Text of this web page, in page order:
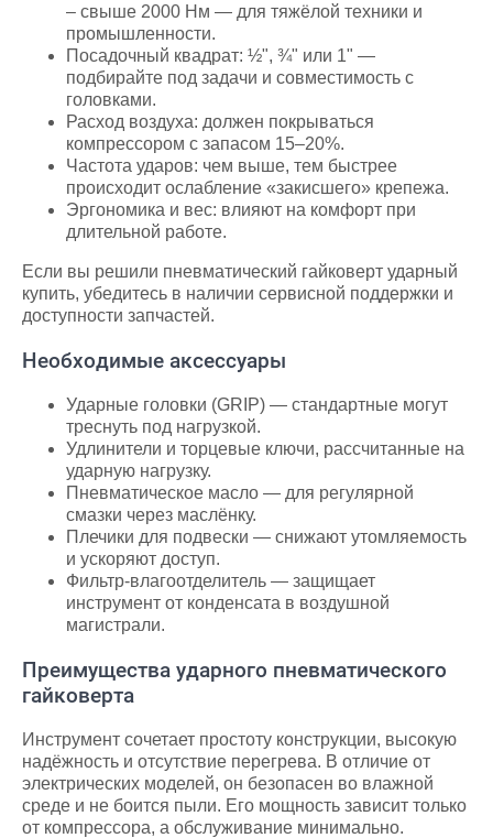
– свыше 2000 Нм — для тяжёлой техники и
промышленности.
Посадочный квадрат: ½", ¾" или 1" —
подбирайте под задачи и совместимость с
головками.
Расход воздуха: должен покрываться
компрессором с запасом 15–20%.
Частота ударов: чем выше, тем быстрее
происходит ослабление «закисшего» крепежа.
Эргономика и вес: влияют на комфорт при
длительной работе.
Если вы решили пневматический гайковерт ударный
купить, убедитесь в наличии сервисной поддержки и
доступности запчастей.
Необходимые аксессуары
Ударные головки (GRIP) — стандартные могут
треснуть под нагрузкой.
Удлинители и торцевые ключи, рассчитанные на
ударную нагрузку.
Пневматическое масло — для регулярной
смазки через маслёнку.
Плечики для подвески — снижают утомляемость
и ускоряют доступ.
Фильтр-влагоотделитель — защищает
инструмент от конденсата в воздушной
магистрали.
Преимущества ударного пневматического
гайковерта
Инструмент сочетает простоту конструкции, высокую
надёжность и отсутствие перегрева. В отличие от
электрических моделей, он безопасен во влажной
среде и не боится пыли. Его мощность зависит только
от компрессора, а обслуживание минимально.